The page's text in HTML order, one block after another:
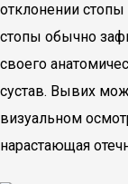
отклонении стопы
стопы обычно
своего
сустав. Вывих
визуальном
нарастающая